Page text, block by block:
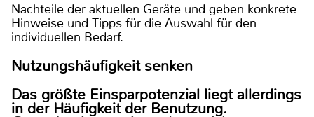
Nachteile der aktuellen Geräte und geben konkrete
Hinweise und Tipps für die Auswahl für den
individuellen Bedarf.
Nutzungshäufigkeit senken
Das größte Einsparpotenzial liegt allerdings
in der Häufigkeit der Benutzung.